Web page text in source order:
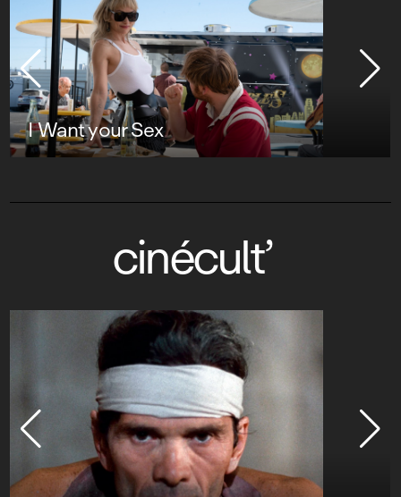
I Want your Sex
cinécult’